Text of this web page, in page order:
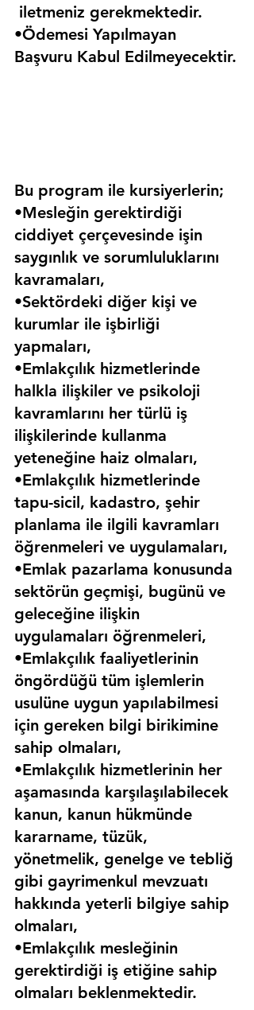
iletmeniz gerekmektedir.
•Ödemesi Yapılmayan
Başvuru Kabul Edilmeyecektir.
Bu program ile kursiyerlerin;
•Mesleğin gerektirdiği
ciddiyet çerçevesinde işin
saygınlık ve sorumluluklarını
kavramaları,
•Sektördeki diğer kişi ve
kurumlar ile işbirliği
yapmaları,
•Emlakçılık hizmetlerinde
halkla ilişkiler ve psikoloji
kavramlarını her türlü iş
ilişkilerinde kullanma
yeteneğine haiz olmaları,
•Emlakçılık hizmetlerinde
tapu-sicil, kadastro, şehir
planlama ile ilgili kavramları
öğrenmeleri ve uygulamaları,
•Emlak pazarlama konusunda
sektörün geçmişi, bugünü ve
geleceğine ilişkin
uygulamaları öğrenmeleri,
•Emlakçılık faaliyetlerinin
öngördüğü tüm işlemlerin
usulüne uygun yapılabilmesi
için gereken bilgi birikimine
sahip olmaları,
•Emlakçılık hizmetlerinin her
aşamasında karşılaşılabilecek
kanun, kanun hükmünde
kararname, tüzük,
yönetmelik, genelge ve tebliğ
gibi gayrimenkul mevzuatı
hakkında yeterli bilgiye sahip
olmaları,
•Emlakçılık mesleğinin
gerektirdiği iş etiğine sahip
olmaları beklenmektedir.